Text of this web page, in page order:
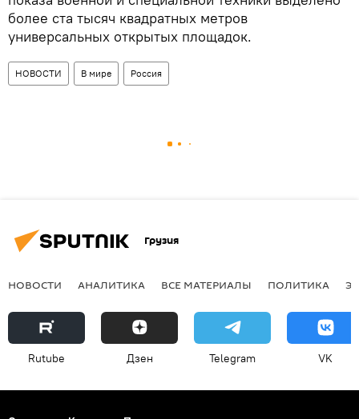
более ста тысяч квадратных метров
универсальных открытых площадок.
НОВОСТИ В мире Россия
Грузия
НОВОСТИ АНАЛИТИКА ВСЕ МАТЕРИАЛЫ ПОЛИТИКА
Rutube Дзен Telegram VK